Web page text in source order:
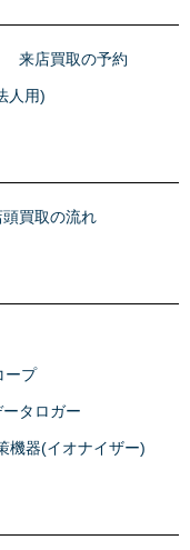
来店買取の予約
人用)
頭買取の流れ
ープ
ータロガー
機器(イオナイザー)